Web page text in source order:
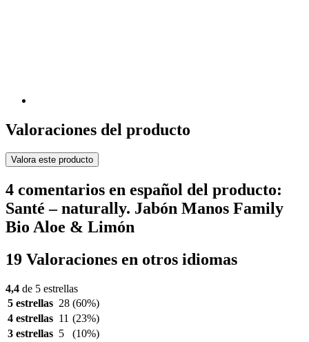
Valoraciones del producto
Valora este producto
4 comentarios en español del producto:
Santé – naturally. Jabón Manos Family
Bio Aloe & Limón
19 Valoraciones en otros idiomas
4,4 de 5 estrellas
5 estrellas 28 (60%)
4 estrellas 11 (23%)
3 estrellas 5
(10%)